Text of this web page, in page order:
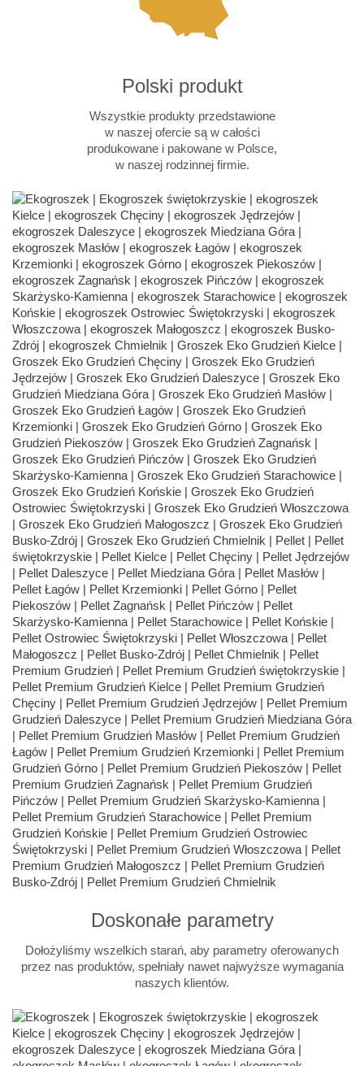
Polski produkt
Wszystkie produkty przedstawione
w naszej ofercie są w całości
produkowane i pakowane w Polsce,
w naszej rodzinnej firmie.
Doskonałe parametry
Dołożyliśmy wszelkich starań, aby parametry oferowanych
przez nas produktów, spełniały nawet najwyższe wymagania
naszych klientów.